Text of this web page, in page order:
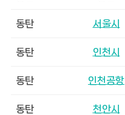
동탄 서울시
동탄 인천시
동탄 인천공항
동탄 천안시